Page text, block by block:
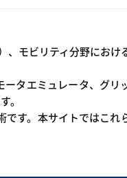
、モビリティ分野におけ
タエミュレータ、グリ
。
す。本サイトではこれ